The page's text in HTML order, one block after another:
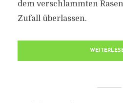
dem verschlammten
Zufall überlassen.